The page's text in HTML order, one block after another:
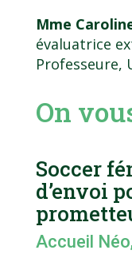
Mme
évaluatrice
Professeure,
On
Soccer
d’envoi
Accueil Néo